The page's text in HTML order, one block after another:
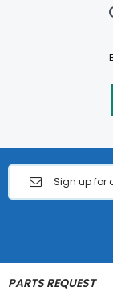
PARTS REQUEST